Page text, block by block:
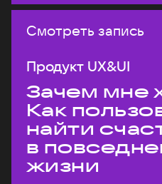
Смотреть запись
Продукт UX&UI
Зачем мне
Как
найти
в
жизни